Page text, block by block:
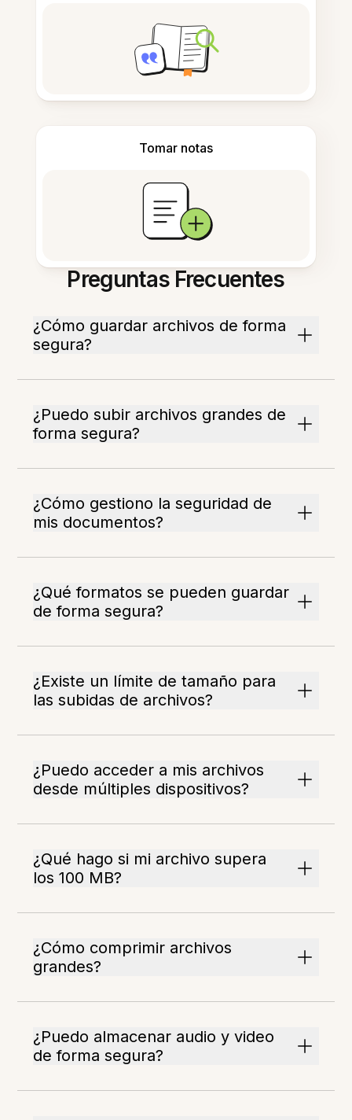
Tomar notas
Preguntas Frecuentes
¿Cómo guardar archivos de forma
segura?
¿Puedo subir archivos grandes de
forma segura?
¿Cómo gestiono la seguridad de
mis documentos?
¿Qué formatos se pueden guardar
de forma segura?
¿Existe un límite de tamaño para
las subidas de archivos?
¿Puedo acceder a mis archivos
desde múltiples dispositivos?
¿Qué hago si mi archivo supera
los 100 MB?
¿Cómo comprimir archivos
grandes?
¿Puedo almacenar audio y video
de forma segura?